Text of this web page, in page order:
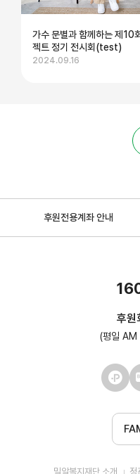
가수 문별과 함께하는 제10
젝트 정기 전시회(test)
2024.09.16
후원전용계좌 안내
후원
(평일
밀알복지재단 소개 정